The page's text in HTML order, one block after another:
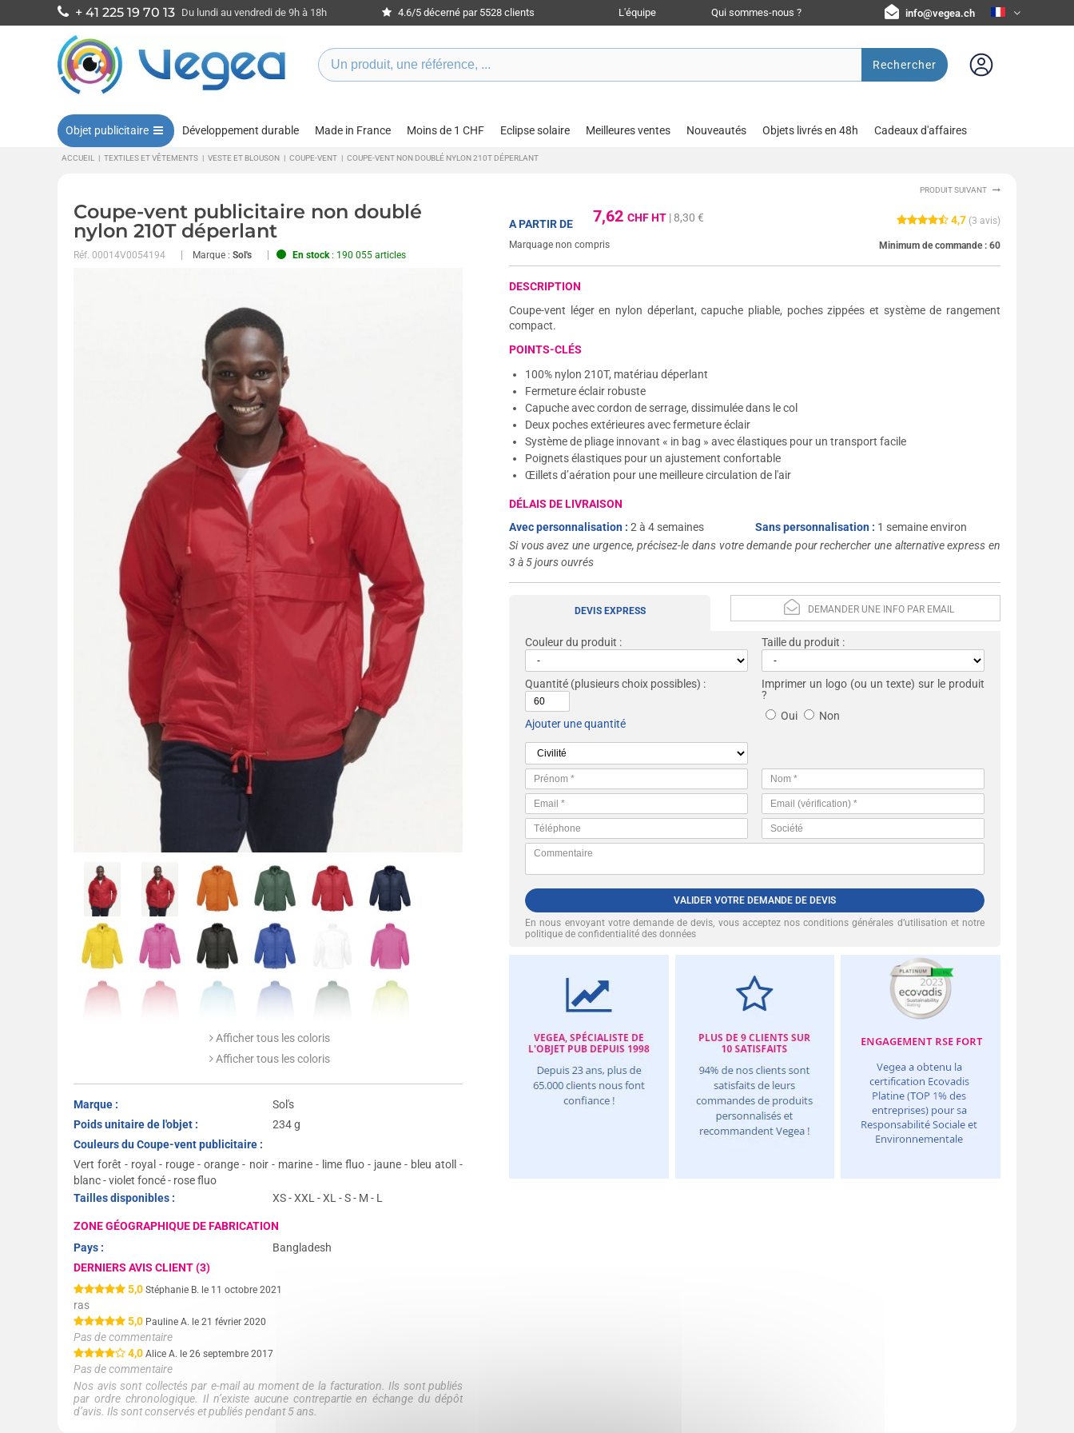
+ 41 225 19 70 13 Du lundi au vendredi de 9h à 18h 4.6/5 décerné par 5528 clients L'équipe Qui sommes-nous ? info@vegea.ch
Rechercher
Objet publicitaire Développement durable Made in France Moins de 1 CHF Eclipse solaire Meilleures ventes Nouveautés Objets livrés en 48h Cadeaux d'affaires
ACCUEIL | TEXTILES ET VÊTEMENTS | VESTE ET BLOUSON | COUPE-VENT | COUPE-VENT NON DOUBLÉ NYLON 210T DÉPERLANT
PRODUIT SUIVANT
Coupe-vent publicitaire non doublé
nylon 210T déperlant
Réf. 00014V0054194 Marque : Sol's En stock: 190 055 articles
Afficher tous les coloris
Afficher tous les coloris
Marque :
Sol's
Poids unitaire de l'objet :
234 g
Couleurs du Coupe-vent publicitaire :
Vert forêt - royal - rouge - orange - noir - marine - lime fluo - jaune - bleu atoll -
blanc - violet foncé - rose fluo
Tailles disponibles :
XS - XXL - XL - S - M - L
ZONE GÉOGRAPHIQUE DE FABRICATION
Pays :
Bangladesh
DERNIERS AVIS CLIENT (3)
5,0 Stéphanie B. le 11 octobre 2021
ras
5,0 Pauline A. le 21 février 2020
Pas de commentaire
4,0 Alice A. le 26 septembre 2017
Pas de commentaire
Nos avis sont collectés par e-mail au moment de la facturation. Ils sont publiés
par ordre chronologique. Il n’existe aucune contrepartie en échange du dépôt
d’avis. Ils sont conservés et publiés pendant 5 ans.
4,7 (3 avis)
7,62CHF HT | 8,30 €
A PARTIR DE
Marquage non compris Minimum de commande : 60
DESCRIPTION
Coupe-vent léger en nylon déperlant, capuche pliable, poches zippées et système de rangement
compact.
POINTS-CLÉS
100% nylon 210T, matériau déperlant
Fermeture éclair robuste
Capuche avec cordon de serrage, dissimulée dans le col
Deux poches extérieures avec fermeture éclair
Système de pliage innovant « in bag » avec élastiques pour un transport facile
Poignets élastiques pour un ajustement confortable
Œillets d’aération pour une meilleure circulation de l'air
DÉLAIS DE LIVRAISON
Avec personnalisation :2 à 4 semaines Sans personnalisation : 1 semaine environ
Si vous avez une urgence, précisez-le dans votre demande pour rechercher une alternative express en
3 à 5 jours ouvrés
DEMANDER UNE INFO PAR EMAIL
DEVIS EXPRESS
Couleur du produit : Taille du produit :
Quantité (plusieurs choix possibles) :
Ajouter une quantité
Imprimer un logo (ou un texte) sur le produit
?
Oui
Non
VALIDER VOTRE DEMANDE DE DEVIS
En nous envoyant votre demande de devis, vous acceptez nosconditions générales d’utilisation et notre
politique de confidentialité des données